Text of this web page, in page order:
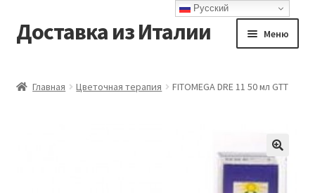
Перейти
к
Перейти
к
Доставка из Италии Меню
Главная Цветочная терапия FITOMEGA DRE 11 50 мл GTT
Русский